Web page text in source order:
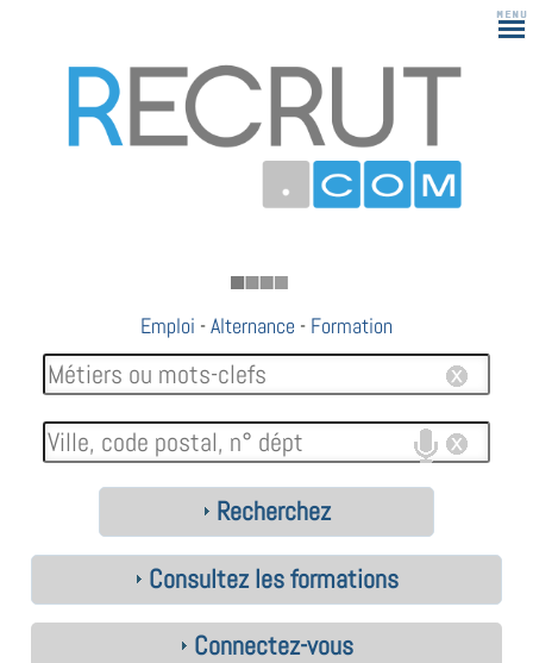
183
Emploi -Alternance - Formation
Recherchez
Consultez les formations
Connectez-vous